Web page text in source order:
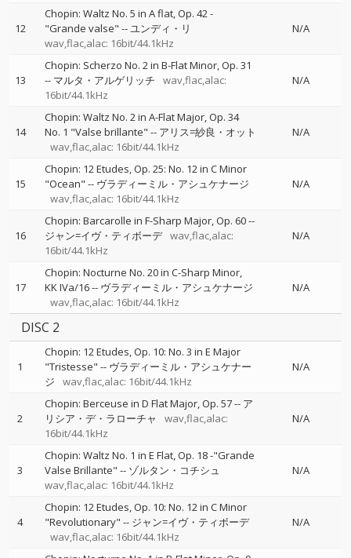
12
Chopin: Waltz No. 5 in A flat, Op. 42 -
"Grande valse" --ユンディ・リ
wav,flac,alac: 16bit/44.1kHz
N/A
13
Chopin: Scherzo No. 2 in B-Flat Minor, Op. 31
-- マルタ・アルゲリッチ
wav,flac,alac:
16bit/44.1kHz
N/A
14
Chopin: Waltz No. 2 in A-Flat Major, Op. 34
No. 1 "Valse brillante" -- アリス=紗良・オット
wav,flac,alac: 16bit/44.1kHz
N/A
15
Chopin: 12 Etudes, Op. 25: No. 12 in C Minor
"Ocean" -- ヴラディーミル・アシュケナージ
wav,flac,alac: 16bit/44.1kHz
N/A
16
Chopin: Barcarolle in F-Sharp Major, Op. 60--
ジャン=イヴ・ティボーデ wav,flac,alac:
16bit/44.1kHz
N/A
17
Chopin: Nocturne No. 20 in C-Sharp Minor,
KK IVa/16-- ヴラディーミル・アシュケナージ
wav,flac,alac: 16bit/44.1kHz
N/A
DISC 2
1
Chopin: 12 Etudes, Op. 10: No. 3 in E Major
"Tristesse" -- ヴラディーミル・アシュケナー
ジ
wav,flac,alac: 16bit/44.1kHz
N/A
2
Chopin: Berceuse in D Flat Major, Op. 57-- ア
リシア・デ・ラローチャ
wav,flac,alac:
16bit/44.1kHz
N/A
3
Chopin: Waltz No. 1 in E Flat, Op. 18 -"Grande
Valse Brillante" -- ゾルタン・コチシュ
wav,flac,alac: 16bit/44.1kHz
N/A
4
Chopin: 12 Etudes, Op. 10: No. 12 in C Minor
"Revolutionary" -- ジャン=イヴ・ティボーデ
wav,flac,alac: 16bit/44.1kHz
N/A